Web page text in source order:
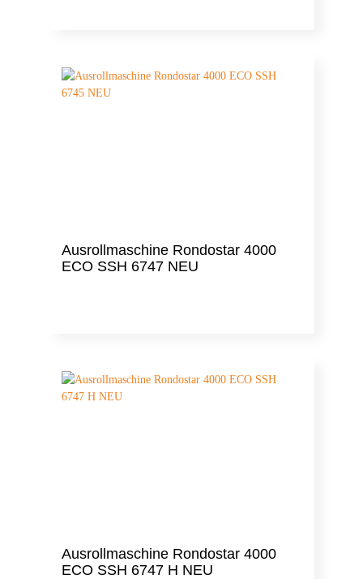
Ausrollmaschine Rondostar 4000
ECO SSH 6747 NEU
Ausrollmaschine Rondostar 4000
ECO SSH 6747 H NEU